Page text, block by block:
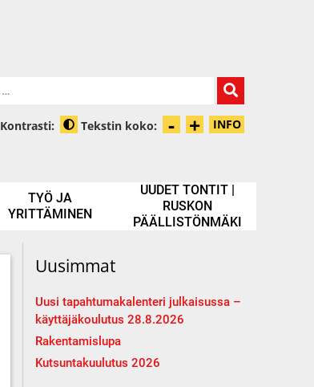
Kontrasti: Muuta kontrastia
Tekstin koko: -Pienennä
+Suurenna
INFO
TYÖ JA
YRITTÄMINEN
UUDET TONTIT |
RUSKON
PÄÄLLISTÖNMÄKI
Uusimmat
Uusi tapahtumakalenteri julkaisussa –
käyttäjäkoulutus 28.8.2026
Rakentamislupa
Kutsuntakuulutus 2026